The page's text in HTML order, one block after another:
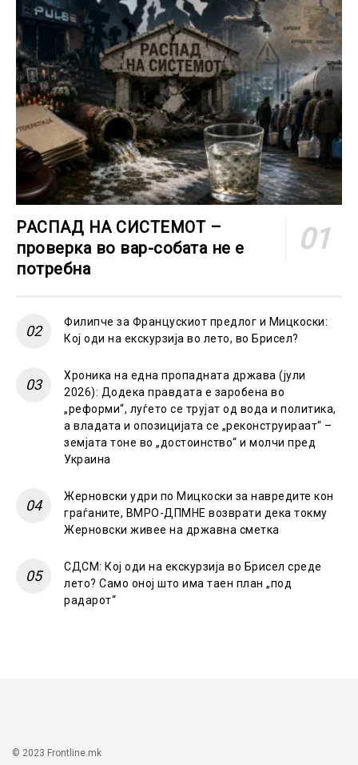
РАСПАД НА СИСТЕМОТ –
проверка во вар-собата не е
потребна
Филипче за Францускиот предлог и Мицкоски:
Кој оди на екскурзија во лето, во Брисел?
Хроника на една пропадната држава (јули
2026): Додека правдата е заробена во
„реформи“, луѓето се трујат од вода и политика,
а владата и опозицијата се „реконструираат“ –
земјата тоне во „достоинство“ и молчи пред
Украина
Жерновски удри по Мицкоски за навредите кон
граѓаните, ВМРО-ДПМНЕ возврати дека токму
Жерновски живее на државна сметка
СДСМ: Кој оди на екскурзија во Брисел среде
лето? Само оној што има таен план „под
радарот“
© 2023 Frontline.mk